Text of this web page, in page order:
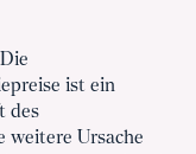
ist ein
des
weitere Ursache